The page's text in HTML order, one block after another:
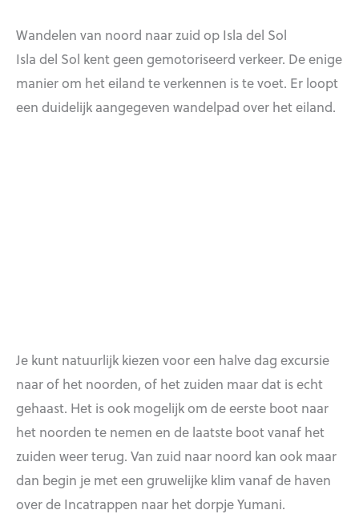
Wandelen van noord naar zuid op Isla del Sol
Isla del Sol kent geen gemotoriseerd verkeer. De enige
manier om het eiland te verkennen is te voet. Er loopt
een duidelijk aangegeven wandelpad over het eiland.
Je kunt natuurlijk kiezen voor een halve dag excursie
naar of het noorden, of het zuiden maar dat is echt
gehaast. Het is ook mogelijk om de eerste boot naar
het noorden te nemen en de laatste boot vanaf het
zuiden weer terug. Van zuid naar noord kan ook maar
dan begin je met een gruwelijke klim vanaf de haven
over de Incatrappen naar het dorpje Yumani.